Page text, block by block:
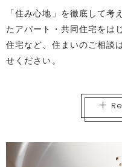
「住み心地」を徹底して考
たアパート・共同住宅をは
住宅など、住まいのご相談
せください。